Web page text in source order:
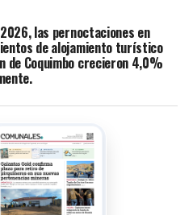
las pernoctaciones en
de alojamiento turístico
de Coquimbo crecieron 4,0%